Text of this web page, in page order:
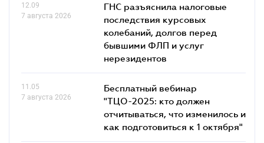
12.09
7 августа 2026
ГНС разъяснила налоговые
последствия курсовых
колебаний, долгов перед
бывшими ФЛП и услуг
нерезидентов
11.05
7 августа 2026
Бесплатный вебинар
"ТЦО-2025: кто должен
отчитываться, что изменилось и
как подготовиться к 1 октября"